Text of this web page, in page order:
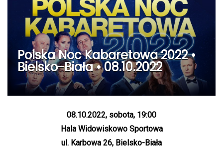
Polska Noc Kabaretowa 2022 •
Bielsko-Biała • 08.10.2022
08.10.2022, sobota, 19:00
Hala Widowiskowo Sportowa
ul. Karbowa 26, Bielsko-Biała